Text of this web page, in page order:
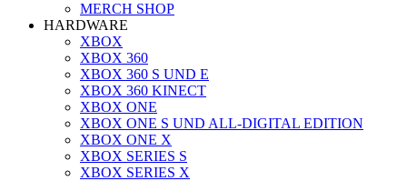
MERCH SHOP
HARDWARE
XBOX
XBOX 360
XBOX 360 S UND E
XBOX 360 KINECT
XBOX ONE
XBOX ONE S UND ALL-DIGITAL EDITION
XBOX ONE X
XBOX SERIES S
XBOX SERIES X